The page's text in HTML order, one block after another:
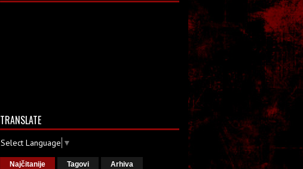
TRANSLATE
Select Language ▼
Najčitanije Tagovi Arhiva